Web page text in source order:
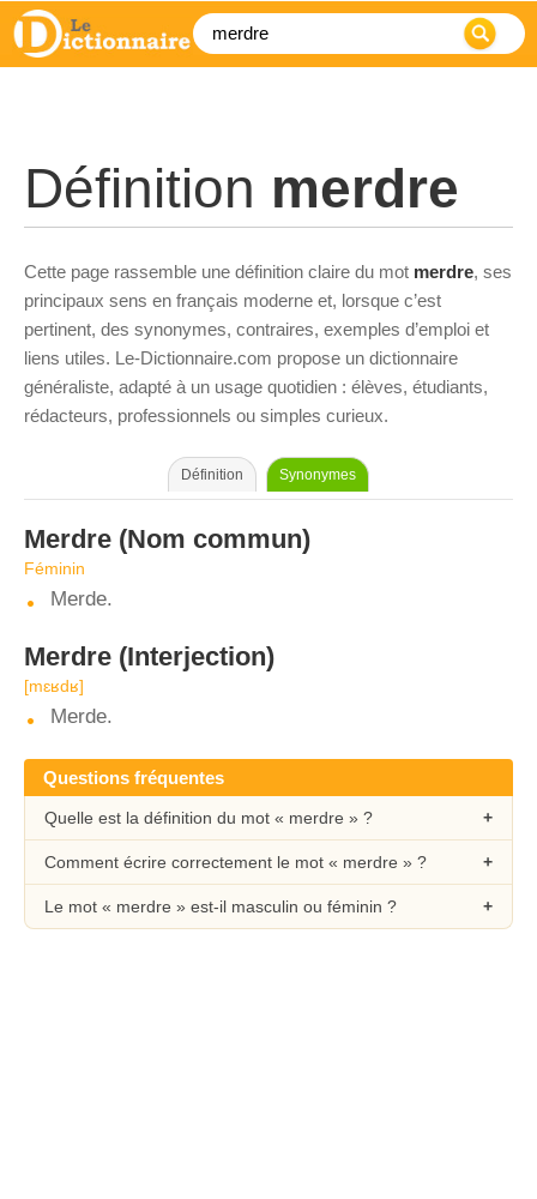
Définition merdre
Cette page rassemble une définition claire du mot merdre, ses
principaux sens en français moderne et, lorsque c’est
pertinent, des synonymes, contraires, exemples d’emploi et
liens utiles. Le-Dictionnaire.com propose un dictionnaire
généraliste, adapté à un usage quotidien : élèves, étudiants,
rédacteurs, professionnels ou simples curieux.
Définition Synonymes
Merdre (Nom commun)
Féminin
Merde.
Merdre (Interjection)
[mɛʁdʁ]
Merde.
Questions fréquentes
Quelle est la définition du mot « merdre » ?
Comment écrire correctement le mot « merdre » ?
Le mot « merdre » est-il masculin ou féminin ?